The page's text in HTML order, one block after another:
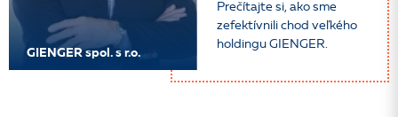
GIENGER spol. s r.o.
Prečítajte si, ako sme
zefektívnili chod veľkého
holdingu GIENGER.